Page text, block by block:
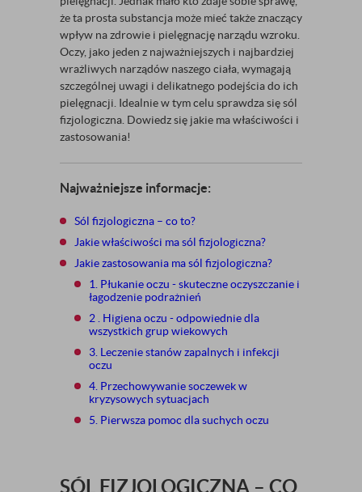
że ta prosta substancja może mieć także znaczący
wpływ na zdrowie i pielęgnację narządu wzroku.
Oczy, jako jeden z najważniejszych i najbardziej
wrażliwych narządów naszego ciała, wymagają
szczególnej uwagi i delikatnego podejścia do ich
pielęgnacji. Idealnie w tym celu sprawdza się sól
fizjologiczna. Dowiedz się jakie ma właściwości i
zastosowania!
Najważniejsze informacje:
Sól fizjologiczna – co to?
Jakie właściwości ma sól fizjologiczna?
Jakie zastosowania ma sól fizjologiczna?
1. Płukanie oczu - skuteczne oczyszczanie i
łagodzenie podrażnień
2 . Higiena oczu - odpowiednie dla
wszystkich grup wiekowych
3. Leczenie stanów zapalnych i infekcji
oczu
4. Przechowywanie soczewek w
kryzysowych sytuacjach
5. Pierwsza pomoc dla suchych oczu
SÓL FIZJOLOGICZNA – CO